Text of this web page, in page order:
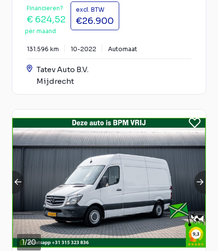
Financieren?
€ 624,52
per maand
excl. BTW
€26.900
131.596 km 10-2022 Automaat
Tatev Auto B.V.
Mijdrecht
1/20